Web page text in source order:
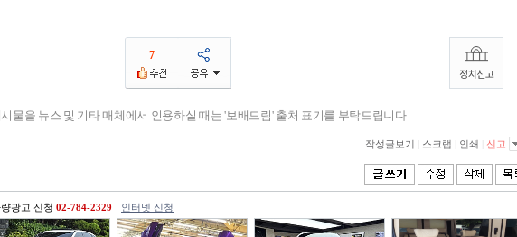
7
물을 뉴스 및 기타 매체에서 인용하실 때는 '보배드림' 출처 표기를 부탁드립니다
작성글보기 스크랩 인쇄 신고
광고 신청 02-784-2329 인터넷 신청